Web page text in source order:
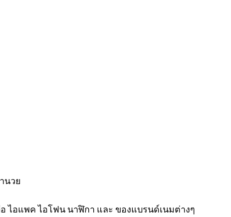
นวย
ไอแพค ไอโฟน นาฬิกา และ ของแบรนด์เนมต่างๆ